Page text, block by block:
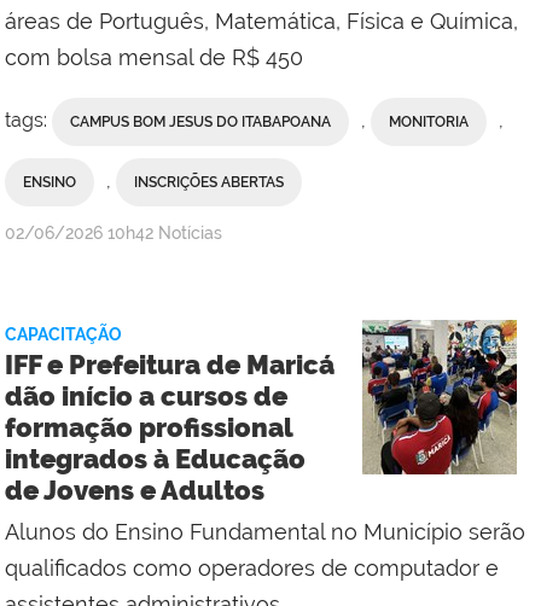
áreas de Português, Matemática, Física e Química,
com bolsa mensal de R$ 450
tags: CAMPUS BOM JESUS DO ITABAPOANA , MONITORIA ,
ENSINO , INSCRIÇÕES ABERTAS
por
Comunicação
Social
do
Campus
Bom
Jesus
do
publicado
02/06/2026 10h42 Notícias
CAPACITAÇÃO
IFF e Prefeitura de Maricá
dão início a cursos de
formação profissional
integrados à Educação
de Jovens e Adultos
Alunos do Ensino Fundamental no Município serão
qualificados como operadores de computador e